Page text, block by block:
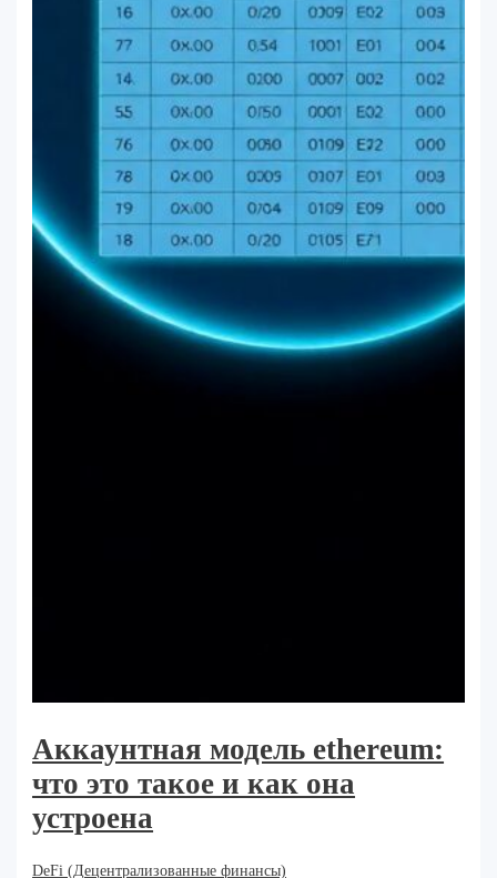
Аккаунтная модель ethereum:
что это такое и как она
устроена
DeFi (Децентрализованные финансы)